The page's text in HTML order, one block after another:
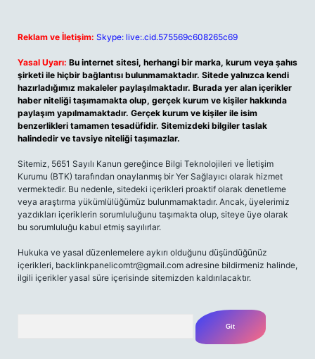
Reklam ve İletişim: Skype: live:.cid.575569c608265c69
Yasal Uyarı: Bu internet sitesi, herhangi bir marka, kurum veya şahıs
şirketi ile hiçbir bağlantısı bulunmamaktadır. Sitede yalnızca kendi
hazırladığımız makaleler paylaşılmaktadır. Burada yer alan içerikler
haber niteliği taşımamakta olup, gerçek kurum ve kişiler hakkında
paylaşım yapılmamaktadır. Gerçek kurum ve kişiler ile isim
benzerlikleri tamamen tesadüfidir. Sitemizdeki bilgiler taslak
halindedir ve tavsiye niteliği taşımazlar.
Sitemiz, 5651 Sayılı Kanun gereğince Bilgi Teknolojileri ve İletişim
Kurumu (BTK) tarafından onaylanmış bir Yer Sağlayıcı olarak hizmet
vermektedir. Bu nedenle, sitedeki içerikleri proaktif olarak denetleme
veya araştırma yükümlülüğümüz bulunmamaktadır. Ancak, üyelerimiz
yazdıkları içeriklerin sorumluluğunu taşımakta olup, siteye üye olarak
bu sorumluluğu kabul etmiş sayılırlar.
Hukuka ve yasal düzenlemelere aykırı olduğunu düşündüğünüz
içerikleri, backlinkpanelicomtr@gmail.com adresine bildirmeniz halinde,
ilgili içerikler yasal süre içerisinde sitemizden kaldırılacaktır.